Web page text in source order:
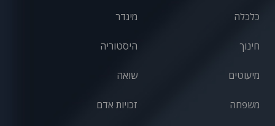
כלכלה
חינוך
מיעוטים
משפחה
מיגדר
היסטוריה
שואה
זכויות אדם